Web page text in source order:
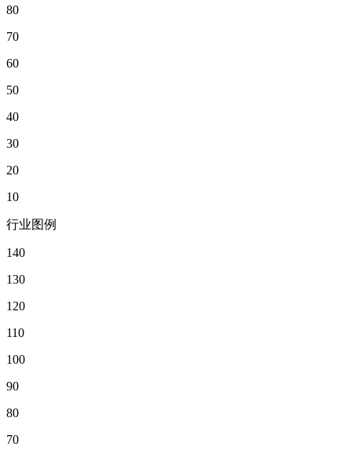
80
70
60
50
40
30
20
10
行业图例
140
130
120
110
100
90
80
70